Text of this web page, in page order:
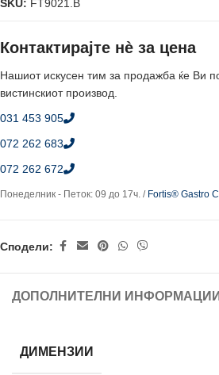
SKU: FT9021.B
Контактирајте нè за цена
Нашиот искусен тим за продажба ќе Ви
вистинскиот производ.
031 453 905
072 262 683
072 262 672
Понеделник - Петок: 09 до 17ч. / Fortis® Gastro
Сподели:
ДОПОЛНИТЕЛНИ ИНФОРМАЦИИ
ДИМЕНЗИИ